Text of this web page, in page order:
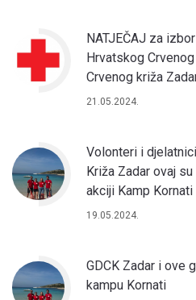
NATJEČAJ za
Hrvatskog
Crvenog križa
21.05.2024.
Volonteri i
Križa Zadar ovaj
akciji Kamp Kornati
19.05.2024.
GDCK Zadar i ove
kampu Kornati